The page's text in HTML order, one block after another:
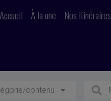
Accueil À la une Nos itinéraires
contenu